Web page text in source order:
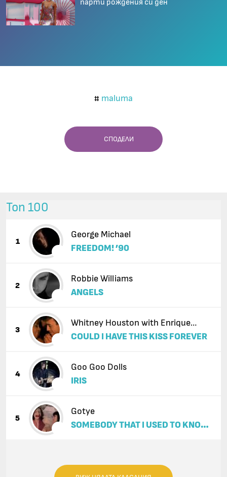
парти рождения си ден
# maluma
СПОДЕЛИ
Топ 100
1
George Michael
FREEDOM! ’90
2
Robbie Williams
ANGELS
3
Whitney Houston with Enrique
Iglesias
COULD I HAVE THIS KISS FOREVER
4
Goo Goo Dolls
IRIS
5
Gotye
SOMEBODY THAT I USED TO KNOW